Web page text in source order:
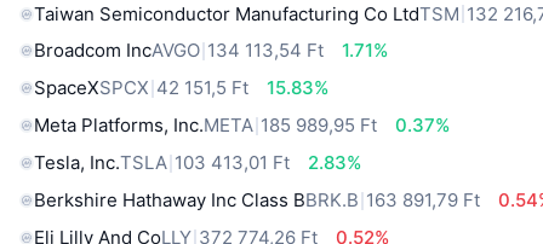
Taiwan Semiconductor Manufacturing Co LtdTSM 132
Broadcom IncAVGO 134 113,54 Ft
1.71%
SpaceXSPCX 42 151,5 Ft
15.83%
Meta Platforms, Inc.META 185 989,95 Ft
0.37%
Tesla, Inc.TSLA 103 413,01 Ft
2.83%
Berkshire Hathaway Inc Class BBRK.B 163 891,79 Ft
Eli Lilly And CoLLY 372 774,26 Ft
0.52%